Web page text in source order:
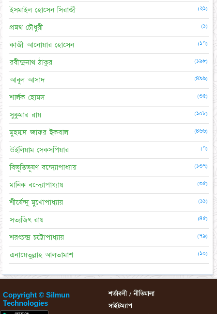
ইসমাইল হোসেন সিরাজী (২১)
প্রমথ চৌধুরী (১)
কাজী আনোয়ার হোসেন (১৭)
রবীন্দ্রনাথ ঠাকুর (১৯৮)
আবুল আসাদ (৪৯৯)
শার্লক হোমস (৩৫)
সুকুমার রায় (১০৮)
মুহম্মদ জাফর ইকবাল (৪৬৬)
উইলিয়াম সেকসপিয়ার (৭)
বিভূতিভূষণ বন্দ্যোপাধ্যায় (১৩৭)
মানিক বন্দ্যোপাধ্যায় (৩৫)
শীর্ষেন্দু মুখোপাধ্যায় (১১)
সত্যজিৎ রায় (৪৫)
শরৎচন্দ্র চট্টোপাধ্যায় (৭৯)
এনায়েতুল্লাহ আলতামাশ (১০)
Copyright © Silmun
Technologies
শর্তাবলী / নীতিমালা
সাইটম্যাপ